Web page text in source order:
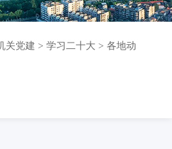
关党建 > 学习二十大 > 各地动